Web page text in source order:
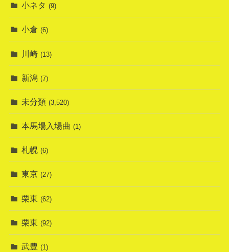
小ネタ (9)
小倉 (6)
川崎 (13)
新潟 (7)
未分類 (3,520)
本馬場入場曲 (1)
札幌 (6)
東京 (27)
栗東 (62)
栗東 (92)
武豊 (1)